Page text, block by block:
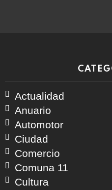
Actualidad
Anuario
Automotor
Ciudad
Comercio
Comuna 11
Cultura